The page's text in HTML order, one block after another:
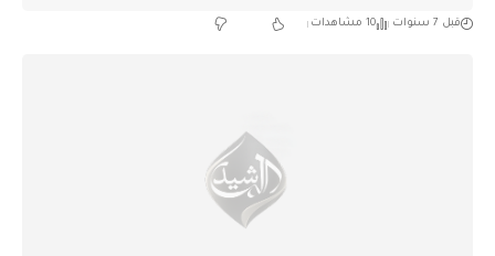
قبل 7 سنوات 10 مشاهدات